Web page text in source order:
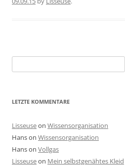
for:
LETZTE KOMMENTARE
Lisseuseon Wissensorganisation
Hanson Wissensorganisation
Hanson Vollgas
Lisseuseon Mein selbstgenähtes Kleid